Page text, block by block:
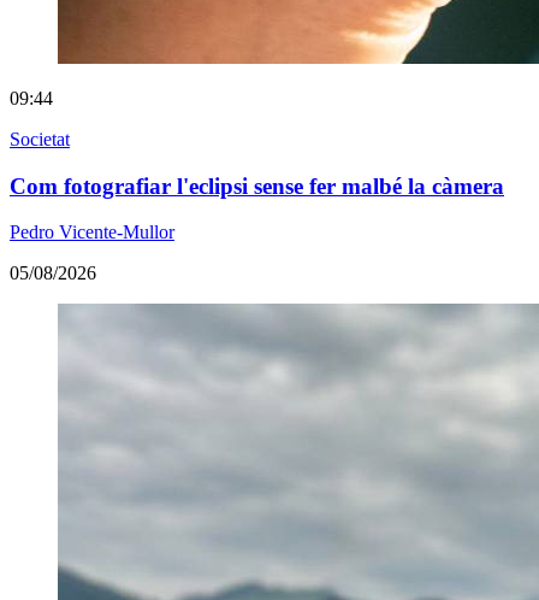
09:44
Societat
Com fotografiar l'eclipsi sense fer malbé la càmera
Pedro Vicente-Mullor
05/08/2026